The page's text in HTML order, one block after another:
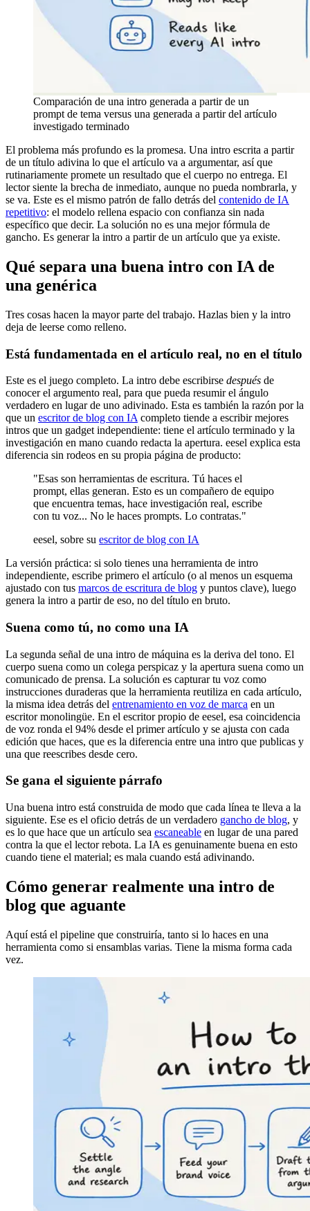
Comparación de una intro generada a partir de un
prompt de tema versus una generada a partir del artículo
investigado terminado
El problema más profundo es la promesa. Una intro escrita a partir
de un título adivina lo que el artículo va a argumentar, así que
rutinariamente promete un resultado que el cuerpo no entrega. El
lector siente la brecha de inmediato, aunque no pueda nombrarla, y
se va. Este es el mismo patrón de fallo detrás del contenido de IA
repetitivo: el modelo rellena espacio con confianza sin nada
específico que decir. La solución no es una mejor fórmula de
gancho. Es generar la intro a partir de un artículo que ya existe.
Qué separa una buena intro con IA de
una genérica
Tres cosas hacen la mayor parte del trabajo. Hazlas bien y la intro
deja de leerse como relleno.
Está fundamentada en el artículo real, no en el título
Este es el juego completo. La intro debe escribirse después de
conocer el argumento real, para que pueda resumir el ángulo
verdadero en lugar de uno adivinado. Esta es también la razón por la
que un escritor de blog con IA completo tiende a escribir mejores
intros que un gadget independiente: tiene el artículo terminado y la
investigación en mano cuando redacta la apertura. eesel explica esta
diferencia sin rodeos en su propia página de producto:
"Esas son herramientas de escritura. Tú haces el
prompt, ellas generan. Esto es un compañero de equipo
que encuentra temas, hace investigación real, escribe
con tu voz... No le haces prompts. Lo contratas."
eesel, sobre su escritor de blog con IA
La versión práctica: si solo tienes una herramienta de intro
independiente, escribe primero el artículo (o al menos un esquema
ajustado con tus marcos de escritura de blog y puntos clave), luego
genera la intro a partir de eso, no del título en bruto.
Suena como tú, no como una IA
La segunda señal de una intro de máquina es la deriva del tono. El
cuerpo suena como un colega perspicaz y la apertura suena como un
comunicado de prensa. La solución es capturar tu voz como
instrucciones duraderas que la herramienta reutiliza en cada artículo,
la misma idea detrás del entrenamiento en voz de marca en un
escritor monolingüe. En el escritor propio de eesel, esa coincidencia
de voz ronda el 94% desde el primer artículo y se ajusta con cada
edición que haces, que es la diferencia entre una intro que publicas y
una que reescribes desde cero.
Se gana el siguiente párrafo
Una buena intro está construida de modo que cada línea te lleva a la
siguiente. Ese es el oficio detrás de un verdadero gancho de blog, y
es lo que hace que un artículo sea escaneable en lugar de una pared
contra la que el lector rebota. La IA es genuinamente buena en esto
cuando tiene el material; es mala cuando está adivinando.
Cómo generar realmente una intro de
blog que aguante
Aquí está el pipeline que construiría, tanto si lo haces en una
herramienta como si ensamblas varias. Tiene la misma forma cada
vez.